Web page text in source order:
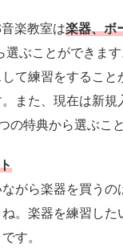
楽教室は楽器、ボ
選ぶことができま
て練習をすること
また、現在は新規
の特典から選ぶこ
がら楽器を買う
。楽器を練習し
す。